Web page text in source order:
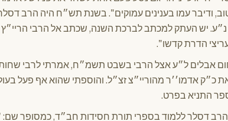
ודיבר עמו בענינים עמוקים". בשנת תש״ח היה הרב
נ״ע. יש העתק למכתב לברכת השנה, שכתב אל הרבי
הדרת קדשו".
אבלים ל״ע אצל הרבי בשבט תשמ״ח, אמרתי לרבי
כ״ק אדמו׳׳ר מהוריי״צ זצ״ל. והוספתי שהוא אף פעל
התניא בפרט.
דסלר ללמוד בספרי תורת חסידות חב״ד, כמסופר שם: